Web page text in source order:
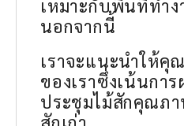
เหมาะกับพื้นที่ทำ
นอกจากนี้
เราจะแนะนำให้คุ
ของเราซึ่งเน้นกา
ประชุมไม้สักคุณภ